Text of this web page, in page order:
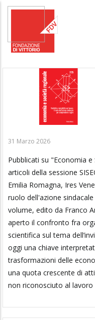
Salta
principale
31 Marzo 2026
Pubblicati su "Economia
articoli della sessione
Emilia Romagna, Ires
ruolo dell'azione
volume, edito da Franco
aperto il confronto fra
scientifica sul tema
oggi una chiave
trasformazioni delle
una quota crescente di
non riconosciuto al